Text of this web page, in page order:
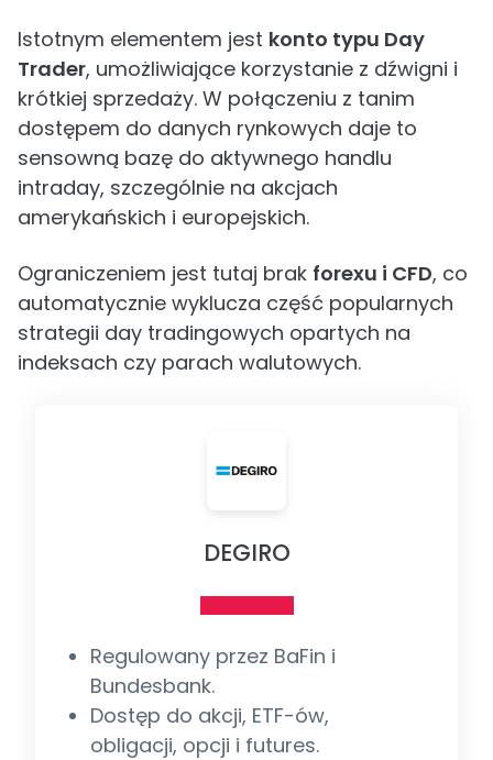
Istotnym elementem jest konto typu Day
Trader, umożliwiające korzystanie z dźwigni i
krótkiej sprzedaży. W połączeniu z tanim
dostępem do danych rynkowych daje to
sensowną bazę do aktywnego handlu
intraday, szczególnie na akcjach
amerykańskich i europejskich.
Ograniczeniem jest tutaj brak forexu i CFD, co
automatycznie wyklucza część popularnych
strategii day tradingowych opartych na
indeksach czy parach walutowych.
DEGIRO
Regulowany przez BaFin i
Bundesbank.
Dostęp do akcji, ETF-ów,
obligacji, opcji i futures.